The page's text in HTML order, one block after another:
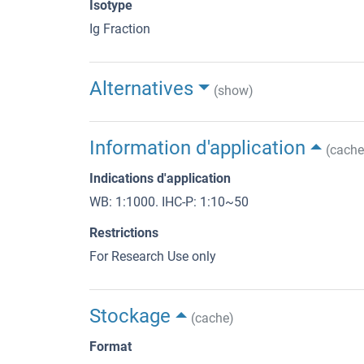
Isotype
Ig Fraction
Alternatives (show)
Information d'application
Indications d'application
WB: 1:1000. IHC-P: 1:10~50
Restrictions
For Research Use only
Stockage
(cache)
Format